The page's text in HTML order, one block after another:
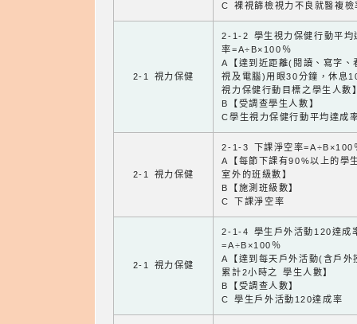
C 裸視篩檢視力不良就醫複檢
2-1 視力保健
2-1-2 學生視力保健行動平均
率=A÷B×100％
A【達到近距離(閱讀、寫字、
視及電腦)用眼30分鐘，休息
視力保健行動目標之學生人數
B【受調查學生人數】
C學生視力保健行動平均達成
2-1 視力保健
2-1-3 下課淨空率=A÷B×100
A【每節下課有90%以上的學
室外的班級數】
B【施測班級數】
C 下課淨空率
2-1 視力保健
2-1-4 學生戶外活動120達成
=A÷B×100％
A【達到每天戶外活動(含戶外
累計2小時之 學生人數】
B【受調查人數】
C 學生戶外活動120達成率